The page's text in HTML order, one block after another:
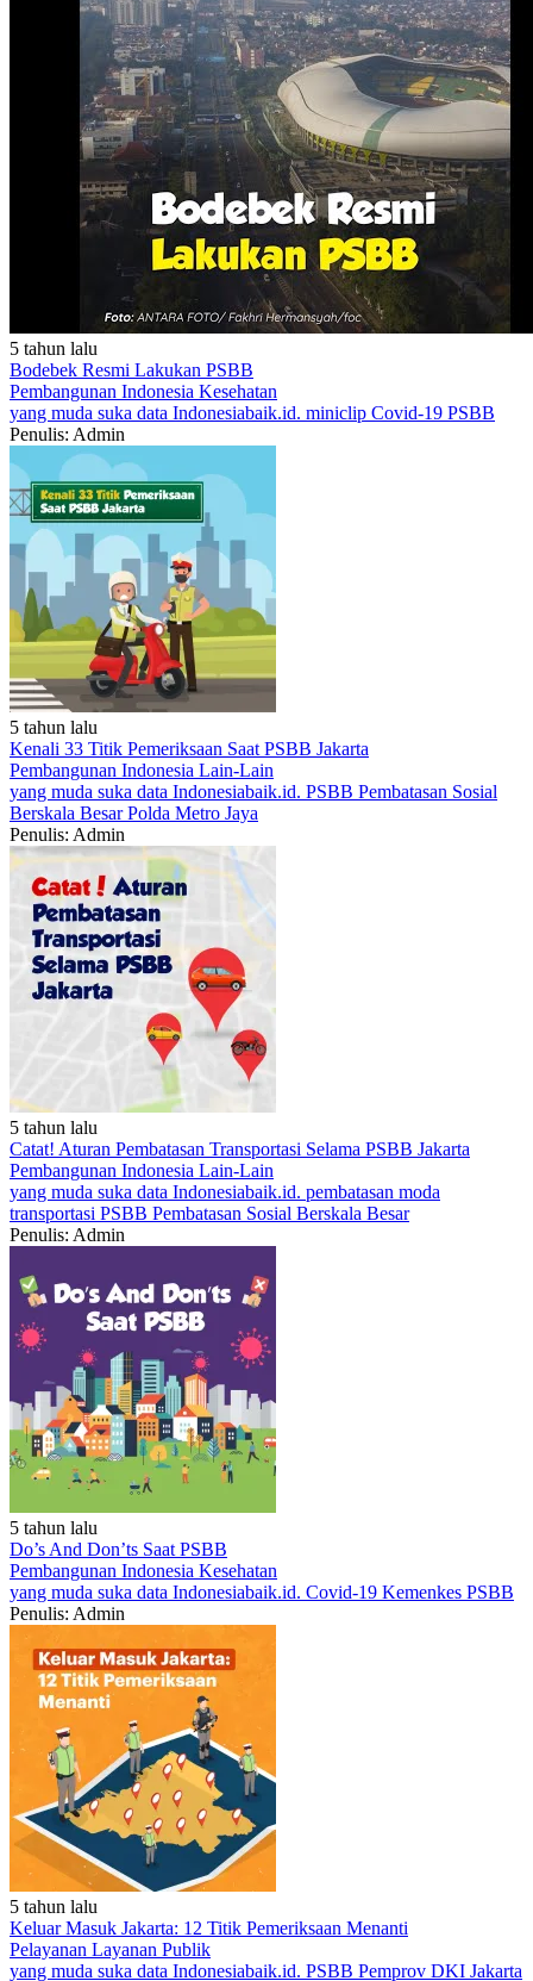
5 tahun lalu
Bodebek Resmi Lakukan PSBB
Pembangunan Indonesia Kesehatan
yang muda suka data Indonesiabaik.id. miniclip Covid-19 PSBB
Penulis: Admin
5 tahun lalu
Kenali 33 Titik Pemeriksaan Saat PSBB Jakarta
Pembangunan Indonesia Lain-Lain
yang muda suka data Indonesiabaik.id. PSBB Pembatasan Sosial
Berskala BesarPolda Metro Jaya
Penulis: Admin
5 tahun lalu
Catat! Aturan Pembatasan Transportasi Selama PSBB Jakarta
Pembangunan Indonesia Lain-Lain
yang muda suka data Indonesiabaik.id. pembatasan moda
transportasi PSBB Pembatasan Sosial Berskala Besar
Penulis: Admin
5 tahun lalu
Do’s And Don’ts Saat PSBB
Pembangunan Indonesia Kesehatan
yang muda suka data Indonesiabaik.id. Covid-19 Kemenkes PSBB
Penulis: Admin
5 tahun lalu
Keluar Masuk Jakarta: 12 Titik Pemeriksaan Menanti
Pelayanan Layanan Publik
yang muda suka data Indonesiabaik.id. PSBB Pemprov DKI Jakarta